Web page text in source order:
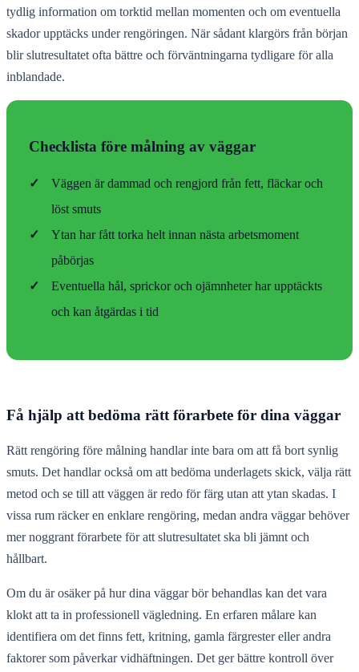
tydlig information om torktid mellan momenten och om eventuella
skador upptäcks under rengöringen. När sådant klargörs från början
blir slutresultatet ofta bättre och förväntningarna tydligare för alla
inblandade.
Checklista före målning av väggar
✓
Väggen är dammad och rengjord från fett, fläckar och
löst smuts
✓
Ytan har fått torka helt innan nästa arbetsmoment
påbörjas
✓
Eventuella hål, sprickor och ojämnheter har upptäckts
och kan åtgärdas i tid
Få hjälp att bedöma rätt förarbete för dina väggar
Rätt rengöring före målning handlar inte bara om att få bort synlig
smuts. Det handlar också om att bedöma underlagets skick, välja rätt
metod och se till att väggen är redo för färg utan att ytan skadas. I
vissa rum räcker en enklare rengöring, medan andra väggar behöver
mer noggrant förarbete för att slutresultatet ska bli jämnt och
hållbart.
Om du är osäker på hur dina väggar bör behandlas kan det vara
klokt att ta in professionell vägledning. En erfaren målare kan
identifiera om det finns fett, kritning, gamla färgrester eller andra
faktorer som påverkar vidhäftningen. Det ger bättre kontroll över